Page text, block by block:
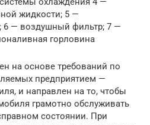
жидкости; 5 —
6 — воздушный фильтр; 7 —
горловина
на основе требований по
предприятием —
и направлен на то, чтобы
грамотно обслуживать
состоянии. При